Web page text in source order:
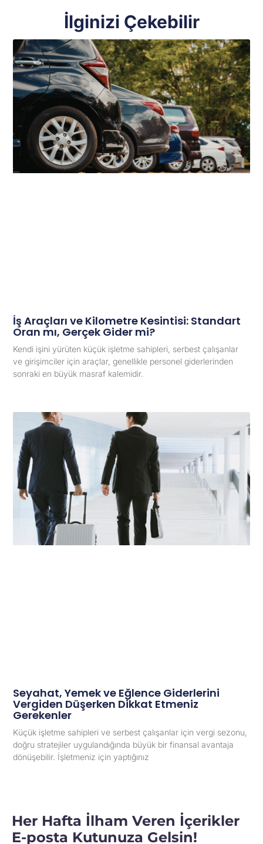
İlginizi Çekebilir
İş Araçları ve Kilometre Kesintisi: Standart
Oran mı, Gerçek Gider mi?
Kendi işini yürüten küçük işletme sahipleri, serbest çalışanlar
ve girişimciler için araçlar, genellikle personel giderlerinden
sonraki en büyük masraf kalemidir.
Seyahat, Yemek ve Eğlence Giderlerini
Vergiden Düşerken Dikkat Etmeniz
Gerekenler
Küçük işletme sahipleri ve serbest çalışanlar için vergi sezonu,
doğru stratejiler uygulandığında büyük bir finansal avantaja
dönüşebilir. İşletmeniz için yaptığınız
Her Hafta İlham Veren İçerikler
E-posta Kutunuza Gelsin!